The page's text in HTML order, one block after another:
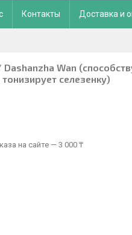
Контакты Доставка и
Wan
селезенку)
на сайте — 3 000 ₸